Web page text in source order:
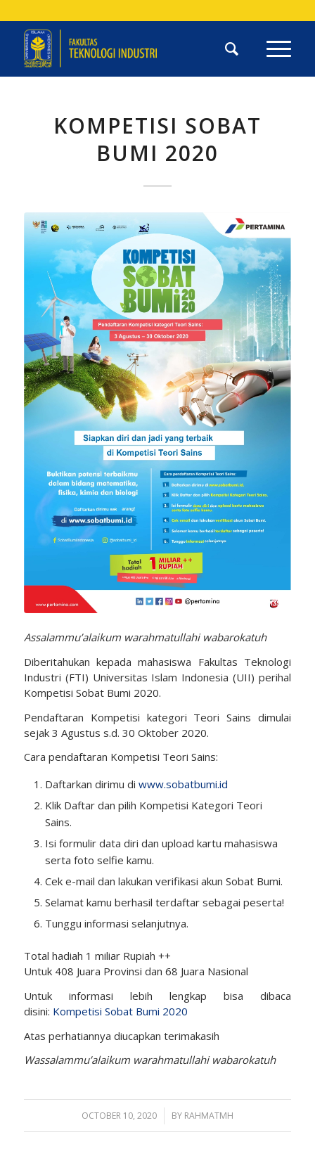
KOMPETISI SOBAT
BUMI 2020
Assalammu’alaikum warahmatullahi wabarokatuh
Diberitahukan kepada mahasiswa Fakultas Teknologi
Industri (FTI) Universitas Islam Indonesia (UII) perihal
Kompetisi Sobat Bumi 2020.
Pendaftaran Kompetisi kategori Teori Sains dimulai
sejak 3 Agustus s.d. 30 Oktober 2020.
Cara pendaftaran Kompetisi Teori Sains:
Daftarkan dirimu di www.sobatbumi.id
Klik Daftar dan pilih Kompetisi Kategori Teori
Sains.
Isi formulir data diri dan upload kartu mahasiswa
serta foto selfie kamu.
Cek e-mail dan lakukan verifikasi akun Sobat Bumi.
Selamat kamu berhasil terdaftar sebagai peserta!
Tunggu informasi selanjutnya.
Total hadiah 1 miliar Rupiah ++
Untuk 408 Juara Provinsi dan 68 Juara Nasional
Untuk informasi lebih lengkap bisa dibaca
disini: Kompetisi Sobat Bumi 2020
Atas perhatiannya diucapkan terimakasih
Wassalammu’alaikum warahmatullahi wabarokatuh
OCTOBER 10, 2020
/ BY RAHMATMH